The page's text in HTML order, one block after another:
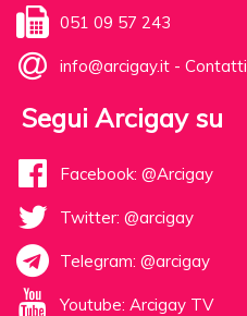
051 09 57 243
info@arcigay.it - Contatti
Segui Arcigay su
Facebook: @Arcigay
Twitter: @arcigay
Telegram: @arcigay
Youtube: Arcigay TV